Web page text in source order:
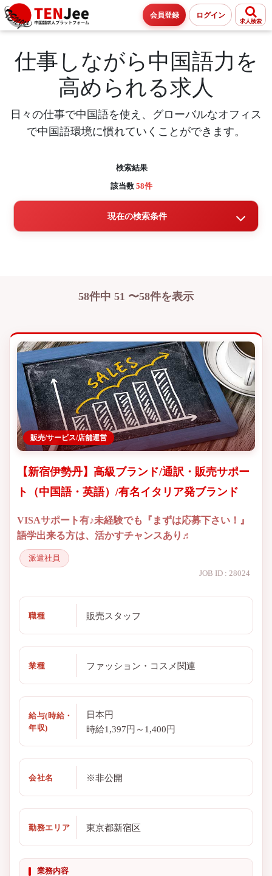
会員登録 ログイン
求人検索
仕事しながら中国語力を
高められる求人
日々の仕事で中国語を使え、グローバルなオフィス
で中国語環境に慣れていくことができます。
検索結果
該当数 58件
現在の検索条件
58件中 51 〜58件を表示
販売/サービス/店舗運営
【新宿伊勢丹】高級ブランド/通訳・販売サポー
ト（中国語・英語）/有名イタリア発ブランド
VISAサポート有♪未経験でも『まずは応募下さい！』
語学出来る方は、活かすチャンスあり♬
派遣社員
JOB ID : 28024
職種 販売スタッフ
業種 ファッション・コスメ関連
給与(時給・
年収)
日本円
時給1,397円～1,400円
会社名 ※非公開
勤務エリア 東京都新宿区
業務内容